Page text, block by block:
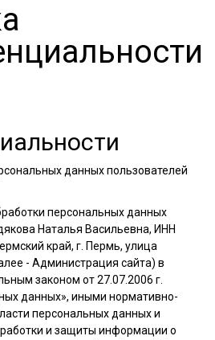
данных пользователей
персональных данных
Наталья Васильевна, ИНН
край, г. Пермь, улица
- Администрация сайта) в
законом от 27.07.2006 г.
данных», иными нормативно-
персональных данных и
и защиты информации о